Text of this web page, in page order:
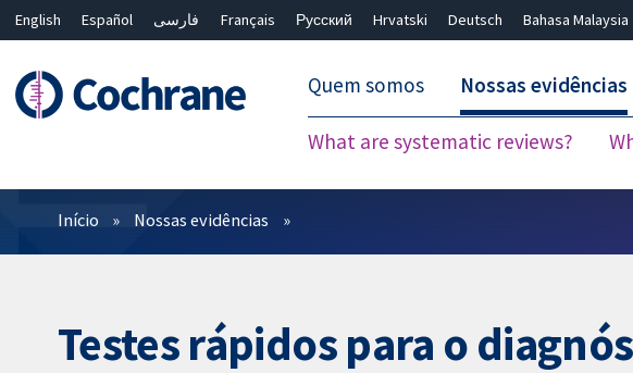
English Español فارسی Français Русский Hrvatski Deutsch Bahasa Malaysia
Quem somos Nossas evidências
What are systematic reviews?
Filtros
Início Nossas evidências
Testes rápidos para o